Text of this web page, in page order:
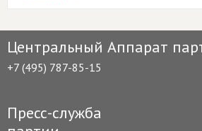
Центральный Аппарат
+7 (495) 787-85-15
Пресс-служба